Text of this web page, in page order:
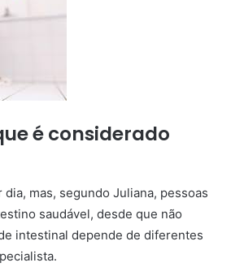
é considerado
mas, segundo Juliana, pessoas
saudável, desde que não
intestinal depende de diferentes